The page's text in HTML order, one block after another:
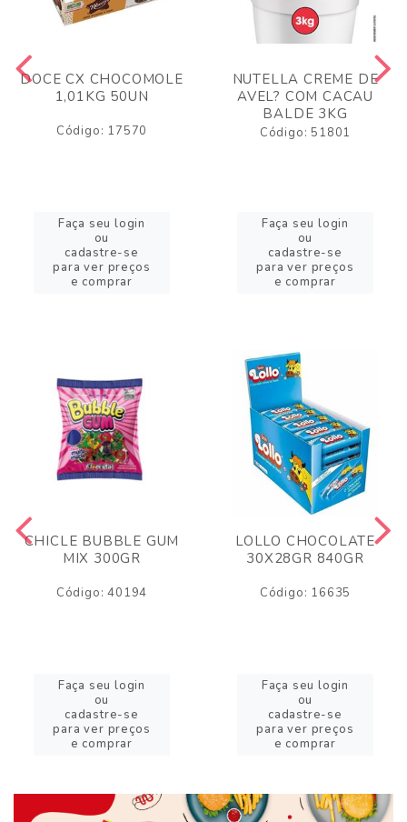
DOCE CX CHOCOMOLE
1,01KG 50UN
Código: 17570
Faça seu login
ou
cadastre-se
para ver preços
e comprar
NUTELLA CREME DE
AVEL? COM CACAU
BALDE 3KG
Código: 51801
Faça seu login
ou
cadastre-se
para ver preços
e comprar
CHICLE BUBBLE GUM
MIX 300GR
Código: 40194
Faça seu login
ou
cadastre-se
para ver preços
e comprar
LOLLO CHOCOLATE
30X28GR 840GR
Código: 16635
Faça seu login
ou
cadastre-se
para ver preços
e comprar